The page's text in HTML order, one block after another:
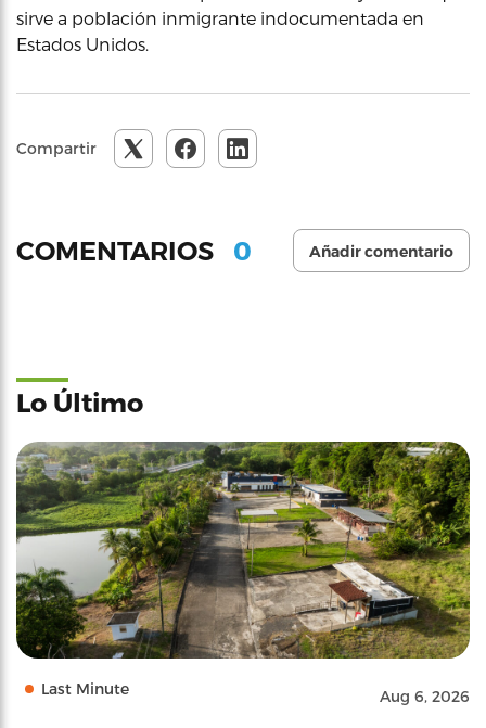
sirve a población inmigrante indocumentada en
Estados Unidos.
Compartir
COMENTARIOS 0 Añadir comentario
Lo Último
Last Minute Aug 6, 2026